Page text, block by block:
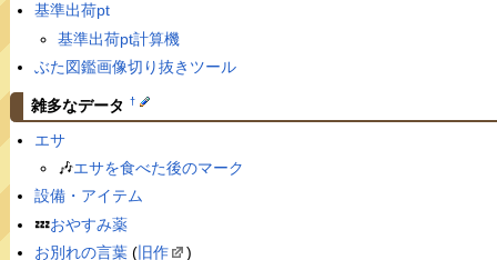
基準出荷pt
基準出荷pt計算機
ぶた図鑑画像切り抜きツール
雑多なデータ †
エサ
🎶エサを食べた後のマーク
設備・アイテム
💤おやすみ薬
お別れの言葉(旧作 )